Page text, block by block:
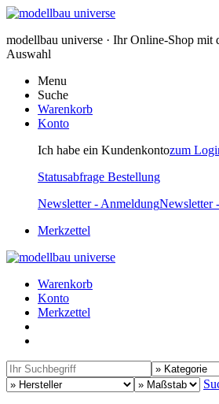
modellbau universe · Ihr Online-Shop mit
Auswahl
Menu
Suche
Warenkorb
Konto
Ich habe ein Kundenkontozum
Statusabfrage Bestellung
Newsletter - AnmeldungNewsletter
Merkzettel
Warenkorb
Konto
Merkzettel